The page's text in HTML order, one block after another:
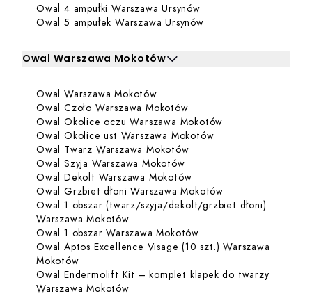
Owal 4 ampułki Warszawa UrsynówDowiedz się więcej o
Owal 5 ampułek Warszawa UrsynówDowiedz się więcej o
Owal Warszawa Mokotów
Kliknij, aby rozwinąć i zobaczyć zabiegi dla Owal
Zabiegi dla Owal Warszawa Mokotów
Owal Warszawa MokotówDowiedz się więcej o Owal
Owal Czoło Warszawa MokotówDowiedz się więcej o
Owal Okolice oczu Warszawa Mokotów
Owal Okolice ust Warszawa MokotówDowiedz się więcej
Owal Twarz Warszawa MokotówDowiedz się więcej o
Owal Szyja Warszawa MokotówDowiedz się więcej o
Owal Dekolt Warszawa MokotówDowiedz się więcej o
Owal Grzbiet dłoni Warszawa Mokotów
Owal 1 obszar (twarz/szyja/dekolt/grzbiet dłoni)
Warszawa MokotówDowiedz się więcej o Owal 1 obszar
Owal 1 obszar Warszawa Mokotów
Owal Aptos Excellence Visage (10 szt.) Warszawa
MokotówDowiedz się więcej o Owal Aptos Excellence
Owal Endermolift Kit – komplet klapek do twarzy
Warszawa MokotówDowiedz się więcej o Owal